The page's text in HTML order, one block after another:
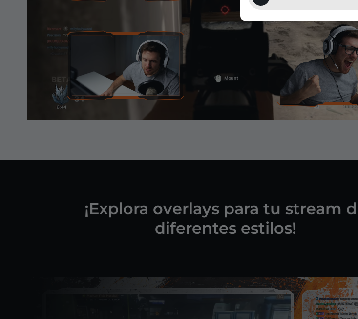
¡Explora overlays para tu stream
diferentes estilos!